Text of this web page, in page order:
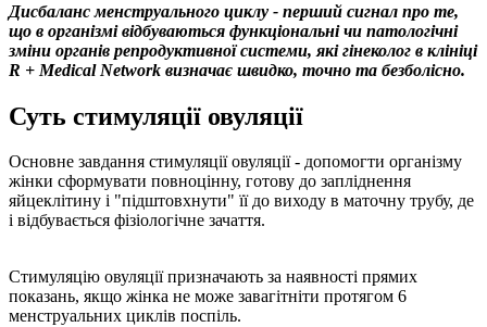
Дисбаланс менструального циклу - перший сигнал про те,
що в організмі відбуваються функціональні чи патологічні
зміни органів репродуктивної системи, які гінеколог в клініці
R + Medical Network визначає швидко, точно та безболісно.
Суть стимуляції овуляції
Основне завдання стимуляції овуляції - допомогти організму
жінки сформувати повноцінну, готову до запліднення
яйцеклітину і "підштовхнути" її до виходу в маточну трубу, де
і відбувається фізіологічне зачаття.
Стимуляцію овуляції призначають за наявності прямих
показань, якщо жінка не може завагітніти протягом 6
менструальних циклів поспіль.